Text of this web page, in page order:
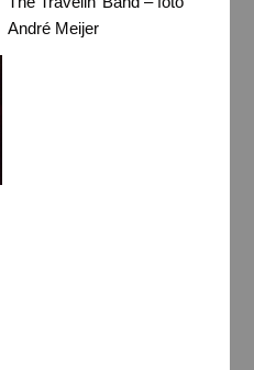
André Meijer